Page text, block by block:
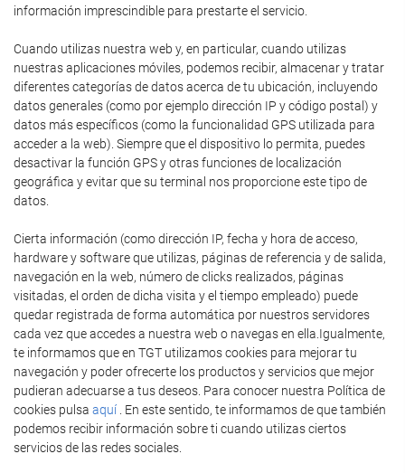
información imprescindible para prestarte el servicio.
Cuando utilizas nuestra web y, en particular, cuando utilizas
nuestras aplicaciones móviles, podemos recibir, almacenar y tratar
diferentes categorías de datos acerca de tu ubicación, incluyendo
datos generales (como por ejemplo dirección IP y código postal) y
datos más específicos (como la funcionalidad GPS utilizada para
acceder a la web). Siempre que el dispositivo lo permita, puedes
desactivar la función GPS y otras funciones de localización
geográfica y evitar que su terminal nos proporcione este tipo de
datos.
Cierta información (como dirección IP, fecha y hora de acceso,
hardware y software que utilizas, páginas de referencia y de salida,
navegación en la web, número de clicks realizados, páginas
visitadas, el orden de dicha visita y el tiempo empleado) puede
quedar registrada de forma automática por nuestros servidores
cada vez que accedes a nuestra web o navegas en ella.Igualmente,
te informamos que en TGT utilizamos cookies para mejorar tu
navegación y poder ofrecerte los productos y servicios que mejor
pudieran adecuarse a tus deseos. Para conocer nuestra Política de
cookies pulsa aquí . En este sentido, te informamos de que también
podemos recibir información sobre ti cuando utilizas ciertos
servicios de las redes sociales.